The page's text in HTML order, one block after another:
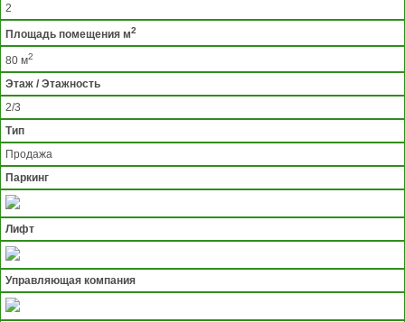
2
Площадь помещения м2
80 м2
Этаж / Этажность
2/3
Тип
Продажа
Паркинг
Лифт
Управляющая компания